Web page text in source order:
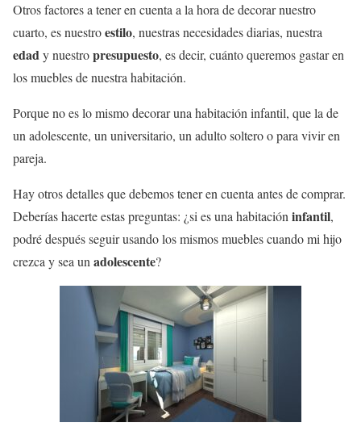
Otros factores a tener en cuenta a la hora de decorar nuestro
cuarto, es nuestroestilo, nuestras necesidades diarias, nuestra
edady nuestropresupuesto, es decir, cuánto queremos gastar en
los muebles de nuestra habitación.
Porque no es lo mismo decorar una habitación infantil, que la de
un adolescente, un universitario, un adulto soltero o para vivir en
pareja.
Hay otros detalles que debemos tener en cuenta antes de comprar.
Deberías hacerte estas preguntas: ¿si es una habitación infantil,
podré después seguir usando los mismos muebles cuando mi hijo
crezca y sea un adolescente?